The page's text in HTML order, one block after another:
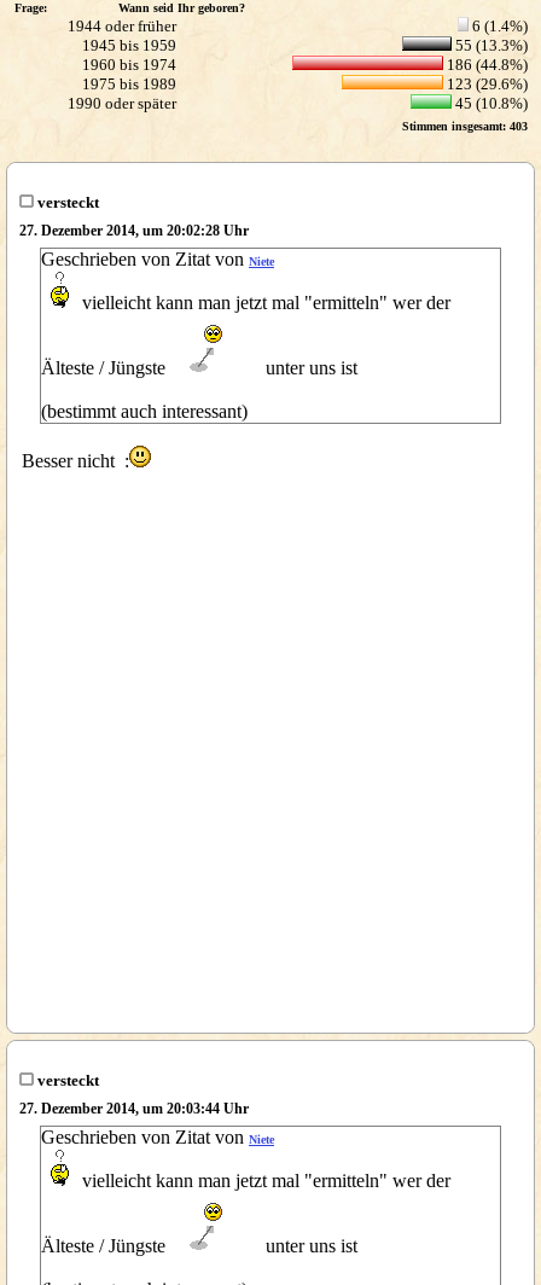
Frage: Wann seid Ihr geboren?
1944 oder früher
6 (1.4%)
1945 bis 1959
55 (13.3%)
1960 bis 1974
186 (44.8%)
1975 bis 1989
123 (29.6%)
1990 oder später
45 (10.8%)
Stimmen insgesamt: 403
versteckt
27. Dezember 2014, um 20:02:28 Uhr
Geschrieben von Zitat von Niete
vielleicht kann man jetzt mal "ermitteln" wer der
Älteste / Jüngste unter uns ist
(bestimmt auch interessant)
Besser nicht :
versteckt
27. Dezember 2014, um 20:03:44 Uhr
Geschrieben von Zitat von Niete
vielleicht kann man jetzt mal "ermitteln" wer der
Älteste / Jüngste unter uns ist